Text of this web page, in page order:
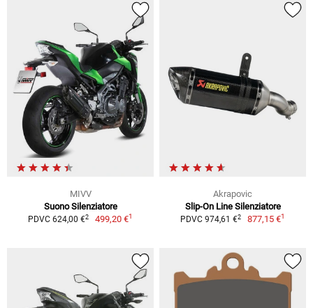
MIVV
Suono Silenziatore
PDVC 624,00 €2 499,20 €1
Akrapovic
Slip-On Line Silenziatore
PDVC 974,61 €2 877,15 €1